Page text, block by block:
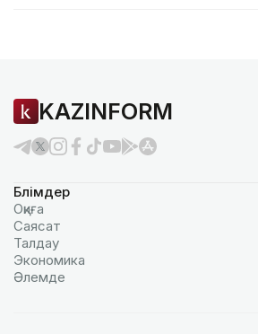
KAZINFORM
Бөлімдер
Оқиға
Саясат
Талдау
Экономика
Әлемде